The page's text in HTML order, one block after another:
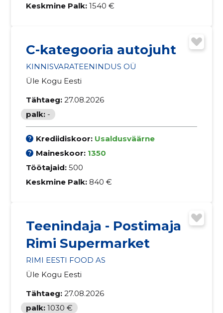
Keskmine Palk: 1540 €
C-kategooria autojuht
KINNISVARATEENINDUS OÜ
Üle Kogu Eesti
Tähtaeg: 27.08.2026
palk: -
Krediidiskoor: Usaldusväärne
Maineskoor: 1350
Töötajaid: 500
Keskmine Palk: 840 €
Teenindaja - Postimaja
Rimi Supermarket
RIMI EESTI FOOD AS
Üle Kogu Eesti
Tähtaeg: 27.08.2026
palk: 1030 €